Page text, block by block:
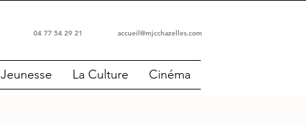
Sur-Lyon 04 77 54 29 21 accueil@mjcchazelles.com
La Culture Cinéma